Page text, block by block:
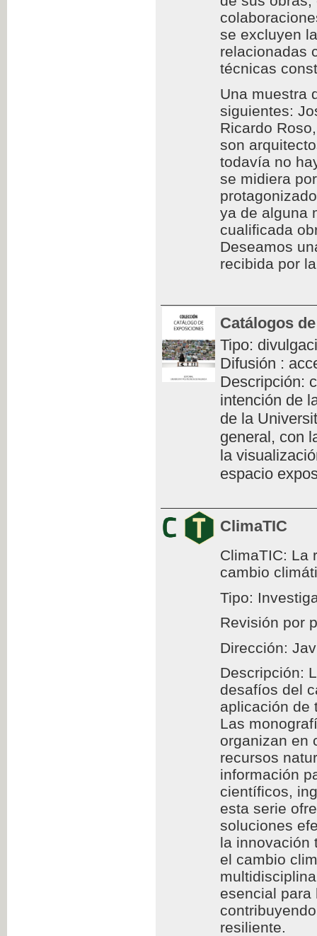
se excluyen
relacionadas
técnicas
Una muestra
siguientes:
Ricardo
son
todavía no
se midiera
ya de alguna
cualificada
Deseamos
recibida por
Catálogos
Tipo:
Difusión :
Descripción:
intención de
de la
general, con
la
espacio
ClimaTIC
ClimaTIC: La
cambio
Tipo:
Revisión por
Dirección:
Descripción:
desafíos del
aplicación de
Las
organizan en
recursos
información
científicos,
esta serie
soluciones
la innovación
el cambio
esencial para
resiliente.